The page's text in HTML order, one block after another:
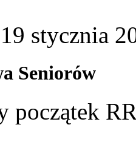
stycznia
Seniorów
początek